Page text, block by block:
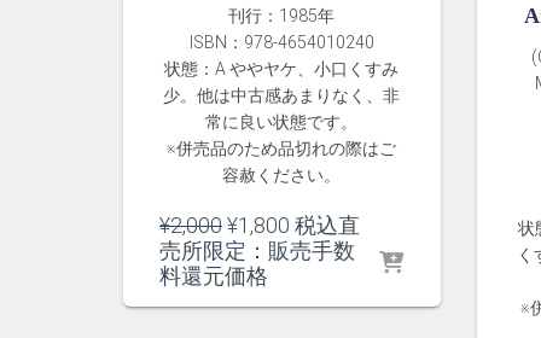
刊行：1985年
ISBN：978-4654010240
状態：A ややヤケ、小口くすみ
少。他は中古感あまりなく、非
常に良い状態です。
※併売品のため品切れの際はご
容赦ください。
¥2,000元
の
価
¥1,800 現
在
税込直
売所限定：販売手数
料還元価格
状
く
※